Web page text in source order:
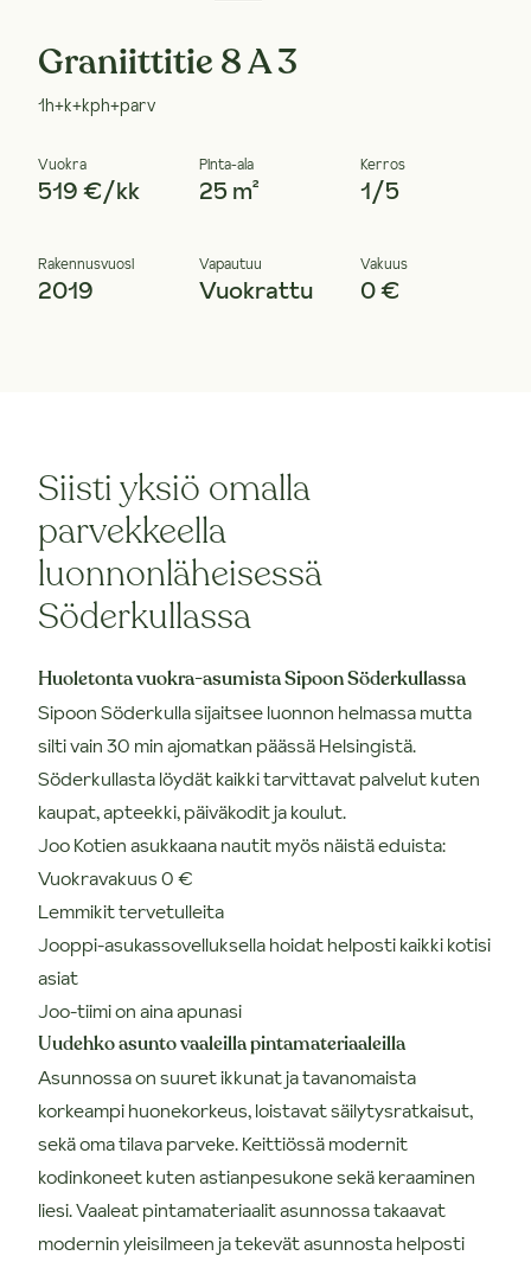
Graniittitie 8 A 3
1h+k+kph+parv
Vuokra
519 €/kk
Pinta-ala
25 m²
Kerros
1/5
Rakennusvuosi
2019
Vapautuu
Vuokrattu
Vakuus
0 €
Siisti yksiö omalla
parvekkeella
luonnonläheisessä
Söderkullassa
Huoletonta vuokra-asumista Sipoon Söderkullassa
Sipoon Söderkulla sijaitsee luonnon helmassa mutta
silti vain 30 min ajomatkan päässä Helsingistä.
Söderkullasta löydät kaikki tarvittavat palvelut kuten
kaupat, apteekki, päiväkodit ja koulut.
Joo Kotien asukkaana nautit myös näistä eduista:
Vuokravakuus 0 €
Lemmikit tervetulleita
Jooppi-asukassovelluksella hoidat helposti kaikki kotisi
asiat
Joo-tiimi on aina apunasi
Uudehko asunto vaaleilla pintamateriaaleilla
Asunnossa on suuret ikkunat ja tavanomaista
korkeampi huonekorkeus, loistavat säilytysratkaisut,
sekä oma tilava parveke. Keittiössä modernit
kodinkoneet kuten astianpesukone sekä keraaminen
liesi. Vaaleat pintamateriaalit asunnossa takaavat
modernin yleisilmeen ja tekevät asunnosta helposti